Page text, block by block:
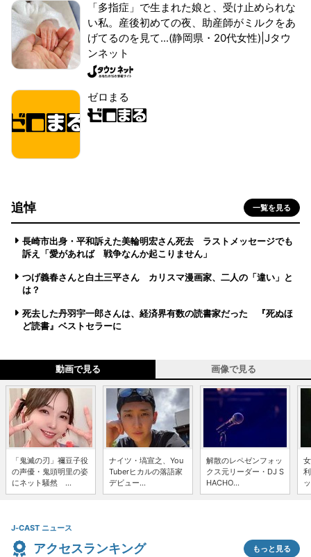
「多指症」で生まれた娘と、受け止められな
い私。産後初めての夜、助産師がミルクをあ
げてるのを見て...(静岡県・20代女性)|Jタウ
ンネット
ゼロまる
追悼 一覧を見る
長崎市出身・平和訴えた美輪明宏さん死去 ラストメッセージでも
訴え「愛があれば 戦争なんか起こりません」
つげ義春さんと白土三平さん カリスマ漫画家、二人の「違い」と
は？
死去した丹羽宇一郎さんは、経済界有数の読書家だった 『死ぬほ
ど読書』ベストセラーに
動画で見る 画像で見る
「鬼滅の刃」禰豆子役
の声優・鬼頭明里の姿
にネット騒然 ...
ナイツ・塙宣之、You
Tuberヒカルの落語家
デビュー...
解散のレペゼンフォッ
クス元リーダー・DJ S
HACHO...
J-CAST ニュース
アクセスランキング もっと見る